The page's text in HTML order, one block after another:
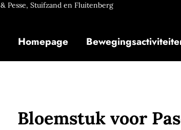
& Pesse, Stuifzand en Fluitenberg
Homepage
Bloemstuk voor